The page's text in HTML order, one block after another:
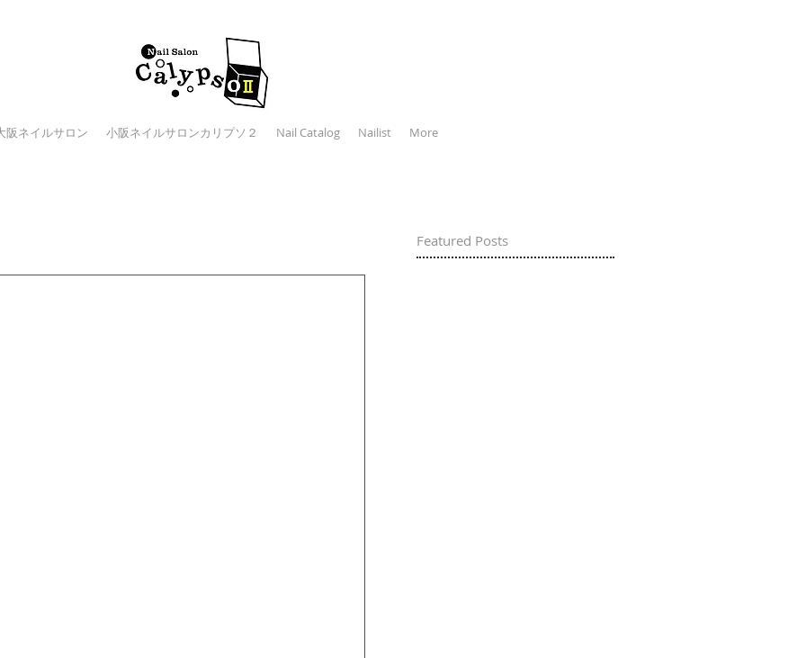
阪ネイルサロン 小阪ネイルサロンカリプソ２ Nail Catalog Nailist More
Featured Posts